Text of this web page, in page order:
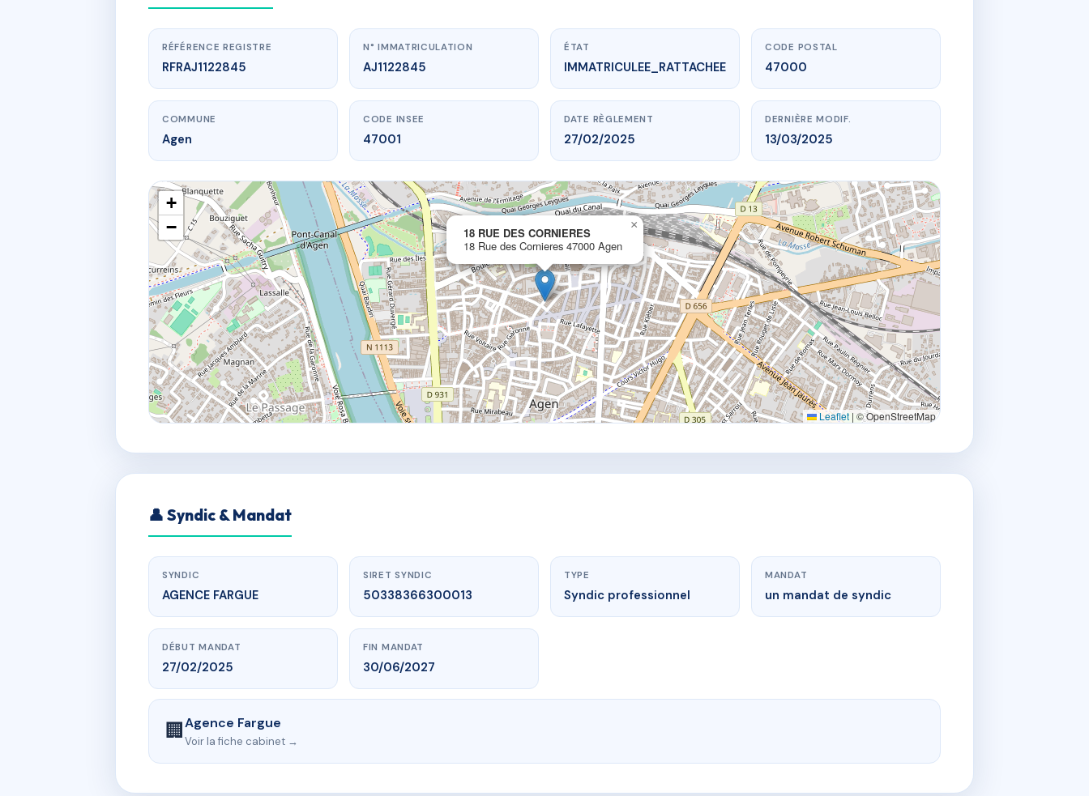
www.vme.plus/AJ1122845
18 RUE DES CORNIERES
18 Rue des Cornieres47000 Agen
RÉFÉRENCE REGISTRE
RFRAJ1122845
N° IMMATRICULATION
AJ1122845
ÉTAT
IMMATRICULEE_RATTACHEE
CODE POSTAL
47000
COMMUNE
Agen
CODE INSEE
47001
DATE RÈGLEMENT
27/02/2025
DERNIÈRE MODIF.
13/03/2025
18 RUE DES CORNIERES
18 Rue des Cornieres 47000 Agen
×
+
−
Leaflet | © OpenStreetMap
👤 Syndic & Mandat
SYNDIC
AGENCE FARGUE
SIRET SYNDIC
50338366300013
TYPE
Syndic professionnel
MANDAT
un mandat de syndic
DÉBUT MANDAT
27/02/2025
FIN MANDAT
30/06/2027
🏢Agence Fargue
Voir la fiche cabinet →